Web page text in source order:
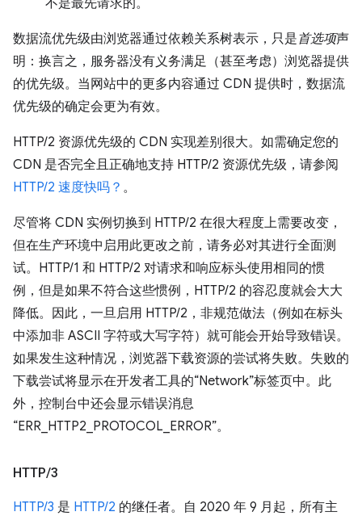
数据流优先级由浏览器通过依赖关系树表示，只是首选项声
明：换言之，服务器没有义务满足（甚至考虑）浏览器提供
的优先级。当网站中的更多内容通过 CDN 提供时，数据流
优先级的确定会更为有效。
HTTP/2 资源优先级的 CDN 实现差别很大。如需确定您的
CDN 是否完全且正确地支持 HTTP/2 资源优先级，请参阅
HTTP/2 速度快吗？ 。
尽管将 CDN 实例切换到 HTTP/2 在很大程度上需要改变，
但在生产环境中启用此更改之前，请务必对其进行全面测
试。HTTP/1 和 HTTP/2 对请求和响应标头使用相同的惯
例，但是如果不符合这些惯例，HTTP/2 的容忍度就会大大
降低。因此，一旦启用 HTTP/2，非规范做法（例如在标头
中添加非 ASCII 字符或大写字符）就可能会开始导致错误。
如果发生这种情况，浏览器下载资源的尝试将失败。失败的
下载尝试将显示在开发者工具的“Network”标签页中。此
外，控制台中还会显示错误消息
“ERR_HTTP2_PROTOCOL_ERROR”。
HTTP/3
HTTP/3 是 HTTP/2 的继任者。自 2020 年 9 月起，所有主